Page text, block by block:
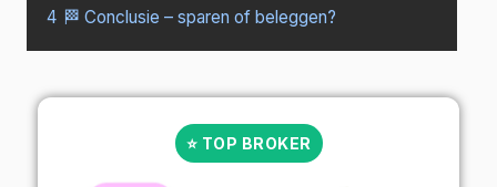
4 🏁 Conclusie – sparen of beleggen?
⭐ TOP BROKER